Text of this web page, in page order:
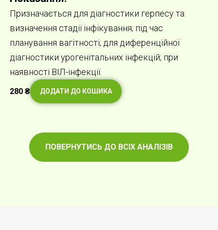
Призначається для діагностики герпесу та
визначення стадії інфікування; під час
планування вагітності; для диференційної
діагностики урогенітальних інфекцій; при
наявності ВІЛ-інфекції.
280 ₴ ДОДАТИ ДО КОШИКА
ПОВЕРНУТИСЬ ДО ВСІХ АНАЛІЗІВ